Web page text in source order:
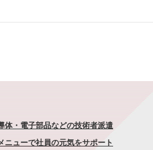
体・電子部品などの技術者派遣
ニューで社員の元気をサポート